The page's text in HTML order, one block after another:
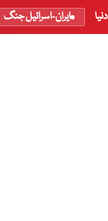
دنیا ایران-اسرائیل جنگ